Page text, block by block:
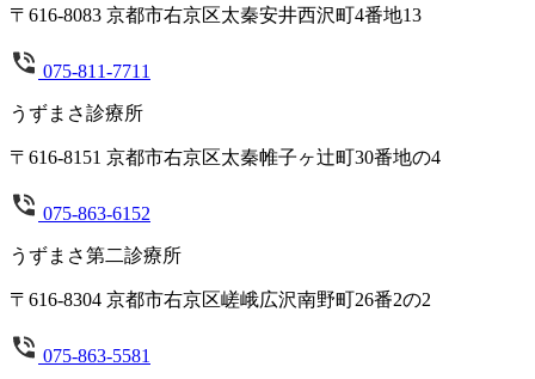
〒616-8083 京都市右京区太秦安井西沢町4番地13
075-811-7711
うずまさ診療所
〒616-8151 京都市右京区太秦帷子ヶ辻町30番地の4
075-863-6152
うずまさ第二診療所
〒616-8304 京都市右京区嵯峨広沢南野町26番2の2
075-863-5581